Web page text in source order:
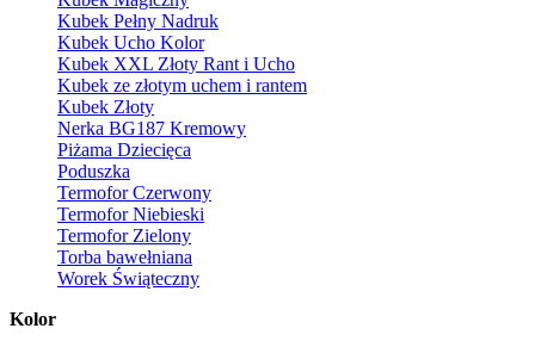
Kubek Pełny Nadruk
Kubek Ucho Kolor
Kubek XXL Złoty Rant i Ucho
Kubek ze złotym uchem i rantem
Kubek Złoty
Nerka BG187 Kremowy
Piżama Dziecięca
Poduszka
Termofor Czerwony
Termofor Niebieski
Termofor Zielony
Torba bawełniana
Worek Świąteczny
Kolor